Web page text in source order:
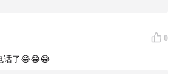
」
有」 0
话了😂😂😂